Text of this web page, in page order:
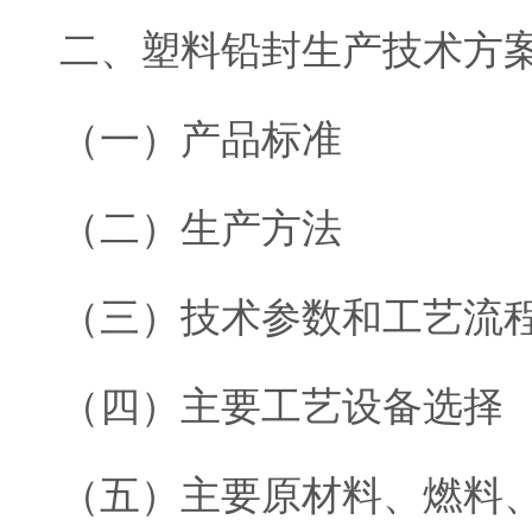
二、塑料铅封生产技术方
（一）产品标准
（二）生产方法
（三）技术参数和工艺流
（四）主要工艺设备选择
（五）主要原材料、燃料